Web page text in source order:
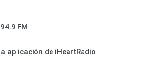
FM
aplicación de iHeartRadio